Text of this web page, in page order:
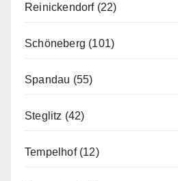
Reinickendorf(22)
Schöneberg (101)
Spandau (55)
Steglitz (42)
Tempelhof(12)